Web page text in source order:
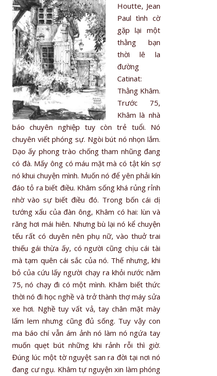
Houtte, Jean
Paul tình cờ
gặp lại một
thằng bạn
thời lê la
đường
Catinat:
Thằng Khâm.
Trước 75,
Khâm là nhà
báo chuyên nghiệp tuy còn trẻ tuổi. Nó
chuyên viết phóng sự. Ngòi bút nó nhọn lắm.
Dạo ấy phong trào chống tham nhũng đang
có đà. Mấy ông có máu mặt mà có tật kín sợ
nó khui chuyện mình. Muốn nó để yên phải kín
đáo tỏ ra biết điều. Khâm sống khá rủng rỉnh
nhờ vào sự biết điều đó. Trong bốn cái dị
tướng xấu của đàn ông, Khâm có hai: lùn và
răng hơi mái hiên. Nhưng bù lại nó kể chuyện
tếu rất có duyên nên phụ nữ, vào thuở trai
thiếu gái thừa ấy, có người cũng chịu cái tài
mà tạm quên cái sắc của nó. Thế nhưng, khi
bỏ của cứu lấy người chạy ra khỏi nước năm
75, nó chạy đi có một mình. Khâm biết thức
thời nó đi học nghề và trở thành thợ máy sửa
xe hơi. Nghề tuy vất vả, tay chân mặt mày
lấm lem nhưng cũng đủ sống. Tuy vậy con
ma báo chí vẫn ám ảnh nó làm nó ngứa tay
muốn quẹt bút những khi rảnh rỗi thì giờ.
Đúng lúc một tờ nguyệt san ra đời tại nơi nó
đang cư ngụ. Khâm tự nguyện xin làm phóng